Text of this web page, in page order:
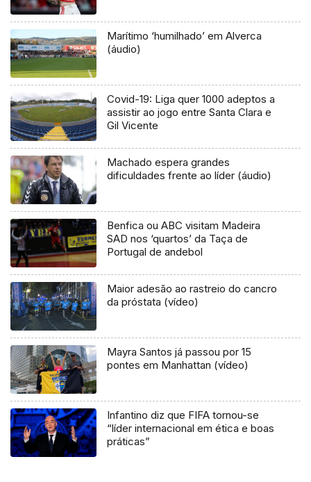
Marítimo ‘humilhado’ em Alverca
(áudio)
Covid-19: Liga quer 1000 adeptos a
assistir ao jogo entre Santa Clara e
Gil Vicente
Machado espera grandes
dificuldades frente ao líder (áudio)
Benfica ou ABC visitam Madeira
SAD nos ‘quartos’ da Taça de
Portugal de andebol
Maior adesão ao rastreio do cancro
da próstata (vídeo)
Mayra Santos já passou por 15
pontes em Manhattan (vídeo)
Infantino diz que FIFA tornou-se
“líder internacional em ética e boas
práticas”